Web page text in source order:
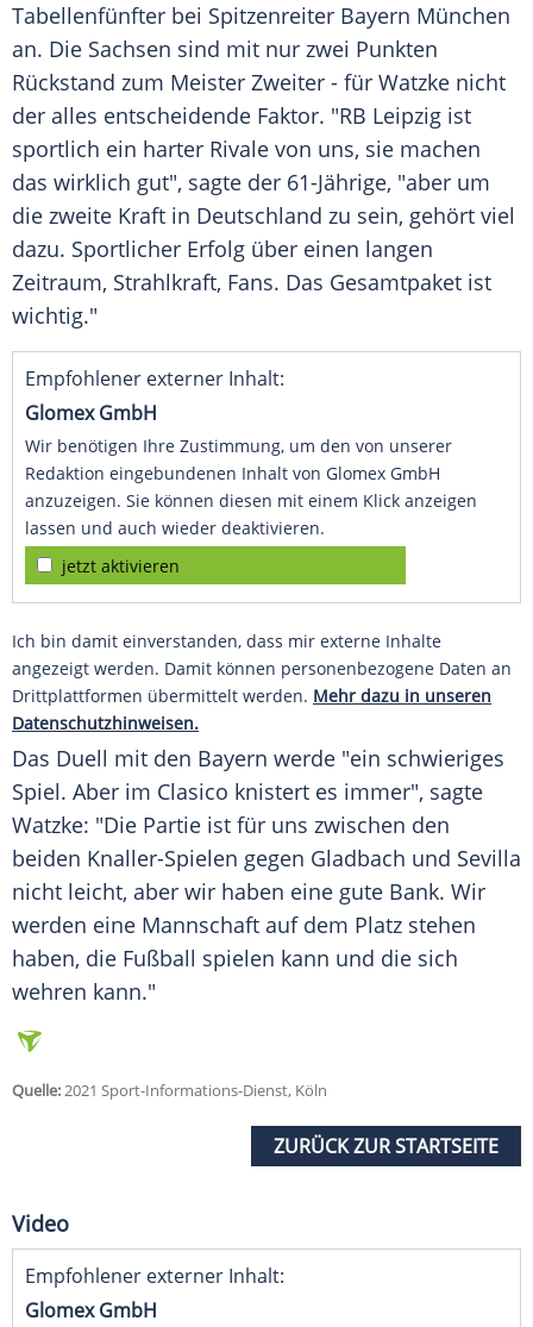
Tabellenfünfter bei Spitzenreiter Bayern München
an. Die Sachsen sind mit nur zwei Punkten
Rückstand zum Meister Zweiter - für Watzke nicht
der alles entscheidende Faktor. "RB Leipzig ist
sportlich ein harter Rivale von uns, sie machen
das wirklich gut", sagte der 61-Jährige, "aber um
die zweite Kraft in Deutschland zu sein, gehört viel
dazu. Sportlicher Erfolg über einen langen
Zeitraum, Strahlkraft, Fans. Das Gesamtpaket ist
wichtig."
Empfohlener externer Inhalt:
Glomex GmbH
Wir benötigen Ihre Zustimmung, um den von unserer
Redaktion eingebundenen Inhalt von Glomex GmbH
anzuzeigen. Sie können diesen mit einem Klick anzeigen
lassen und auch wieder deaktivieren.
jetzt aktivieren
Ich bin damit einverstanden, dass mir externe Inhalte
angezeigt werden. Damit können personenbezogene Daten an
Drittplattformen übermittelt werden. Mehr dazu in unseren
Datenschutzhinweisen.
Das Duell mit den Bayern werde "ein schwieriges
Spiel. Aber im Clasico knistert es immer", sagte
Watzke: "Die Partie ist für uns zwischen den
beiden Knaller-Spielen gegen Gladbach und Sevilla
nicht leicht, aber wir haben eine gute Bank. Wir
werden eine Mannschaft auf dem Platz stehen
haben, die Fußball spielen kann und die sich
wehren kann."
Quelle:2021 Sport-Informations-Dienst, Köln
ZURÜCK ZUR STARTSEITE
Video
Empfohlener externer Inhalt:
Glomex GmbH